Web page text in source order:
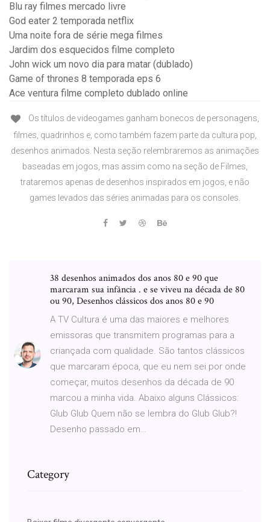
Blu ray filmes mercado livre
God eater 2 temporada netflix
Uma noite fora de série mega filmes
Jardim dos esquecidos filme completo
John wick um novo dia para matar (dublado)
Game of thrones 8 temporada eps 6
Ace ventura filme completo dublado online
Os títulos de videogames ganham bonecos de personagens,
filmes, quadrinhos e, como também fazem parte da cultura pop,
desenhos animados. Nesta seção relembraremos as animações
baseadas em jogos, mas assim como na seção de Filmes,
trataremos apenas de desenhos inspirados em jogos, e não
games levados das séries animadas para os consoles.
38 desenhos animados dos anos 80 e 90 que
marcaram sua infância . e se viveu na década de 80
ou 90, Desenhos clássicos dos anos 80 e 90
A TV Cultura é uma das maiores e melhores
emissoras que transmitem programas para a
criançada com qualidade. São tantos clássicos
que marcaram época, que eu nem sei por onde
começar, muitos desenhos da década de 90
marcou a minha vida. Abaixo alguns Clássicos:
Glub Glub Quem não se lembra do Glub Glub?!
Desenho passado em…
Category